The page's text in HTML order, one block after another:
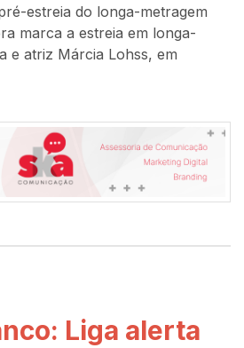
estreia do longa-metragem
marca a estreia em longa-
e atriz Márcia Lohss, em
Liga alerta